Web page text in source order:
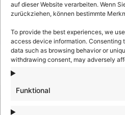
auf dieser Website verarbeiten. Wenn
zurückziehen, können bestimmte
To provide the best experiences, we
access device information.
data such as browsing behavior or
withdrawing consent, may adversely
Funktional
Kontakt